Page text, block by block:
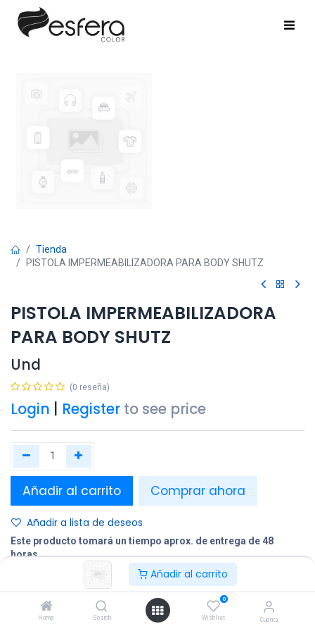
Añadir al carrito
Home Search
0
Wishlist Cuenta
Tienda
PISTOLA IMPERMEABILIZADORA PARA BODY SHUTZ
PISTOLA IMPERMEABILIZADORA
PARA BODY SHUTZ
Und
(0 reseña)
Login Register to see price
Añadir al carrito Comprar ahora
Añadir a lista de deseos
Este producto tomará un tiempo aprox. de entrega de 48
horas.
Compartir
Terminos y condiciones: